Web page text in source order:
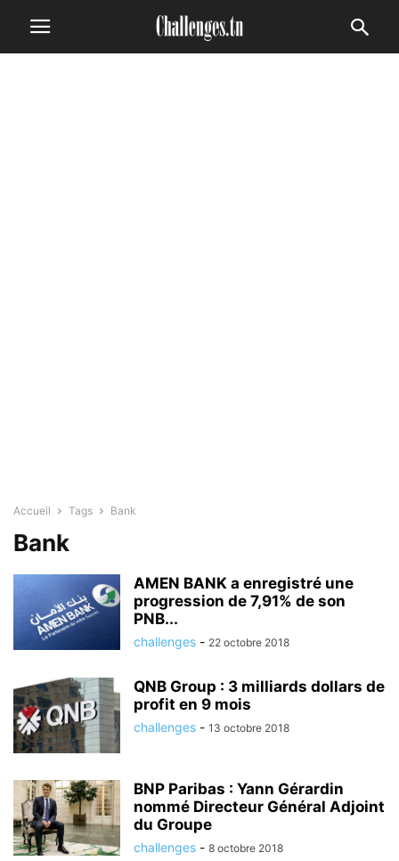
Accueil Tags Bank
Bank
AMEN BANK a enregistré une
progression de 7,91% de son
PNB...
challenges - 22 octobre 2018
QNB Group : 3 milliards dollars de
profit en 9 mois
challenges - 13 octobre 2018
BNP Paribas : Yann Gérardin
nommé Directeur Général Adjoint
du Groupe
challenges - 8 octobre 2018